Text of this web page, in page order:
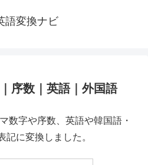
語変換ナビ
序数｜英語｜外国語
数字や序数、英語や韓国語・
記に変換しました。